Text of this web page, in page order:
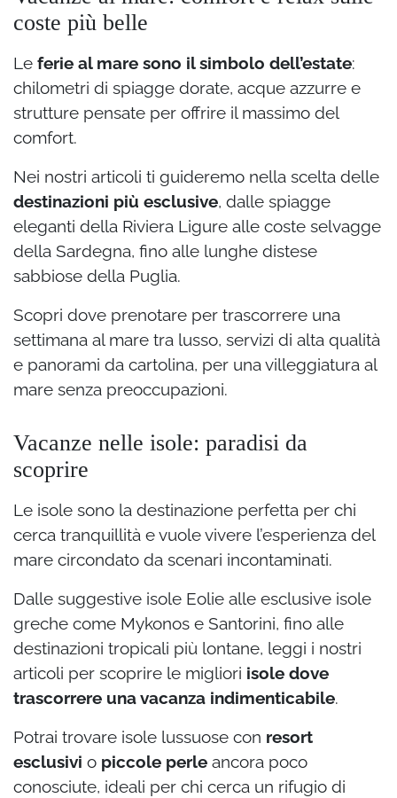
coste più belle
Le ferie al mare sono il simbolo dell’estate:
chilometri di spiagge dorate, acque azzurre e
strutture pensate per offrire il massimo del
comfort.
Nei nostri articoli ti guideremo nella scelta delle
destinazioni più esclusive, dalle spiagge
eleganti della Riviera Ligure alle coste selvagge
della Sardegna, fino alle lunghe distese
sabbiose della Puglia.
Scopri dove prenotare per trascorrere una
settimana al mare tra lusso, servizi di alta qualità
e panorami da cartolina, per una villeggiatura al
mare senza preoccupazioni.
Vacanze nelle isole: paradisi da
scoprire
Le isole sono la destinazione perfetta per chi
cerca tranquillità e vuole vivere l’esperienza del
mare circondato da scenari incontaminati.
Dalle suggestive isole Eolie alle esclusive isole
greche come Mykonos e Santorini, fino alle
destinazioni tropicali più lontane, leggi i nostri
articoli per scoprire le migliori isole dove
trascorrere una vacanza indimenticabile.
Potrai trovare isole lussuose con resort
esclusivi o piccole perle ancora poco
conosciute, ideali per chi cerca un rifugio di